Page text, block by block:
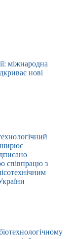
міжнародна
нові
співпрацю з